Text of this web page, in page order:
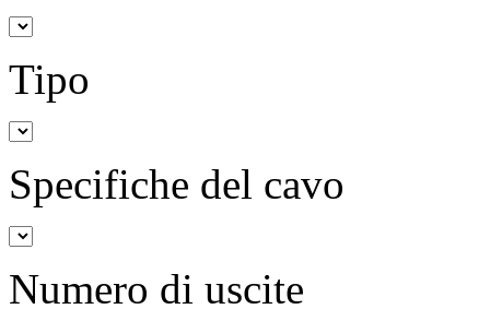
Tipo
Specifiche del cavo
Numero di uscite